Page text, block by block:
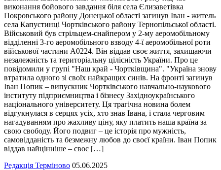
виконання бойового завдання біля села Єлизаветівка
Покровського району Донецької області загинув Іван - житель
села Капустинці Чортківського району Тернопільської області.
Військовий був стрільцем-снайпером у 2-му аеромобільному
відділенні 3-го аеромобільного взводу 4-ї аеромобільної роти
військової частини А0224. Він віддав своє життя, захищаючи
незалежність та територіальну цілісність України. Про це
повідомили у групі "Наш край - Чортківщина". "Україна знову
втратила одного зі своїх найкращих синів. На фронті загинув
Іван Попик – випускник Чортківського навчально-наукового
інституту підприємництва і бізнесу Західноукраїнського
національного університету. Ця трагічна новина болем
відгукнулася в серцях усіх, хто знав Івана, і стала черговим
нагадуванням про жахливу ціну, яку платить наша країна за
свою свободу. Його подвиг – це історія про мужність,
самовідданість та безмежну любов до своєї країни. Іван Попик
віддав найцінніше – своє […]
Редакція Терміново 05.06.2025